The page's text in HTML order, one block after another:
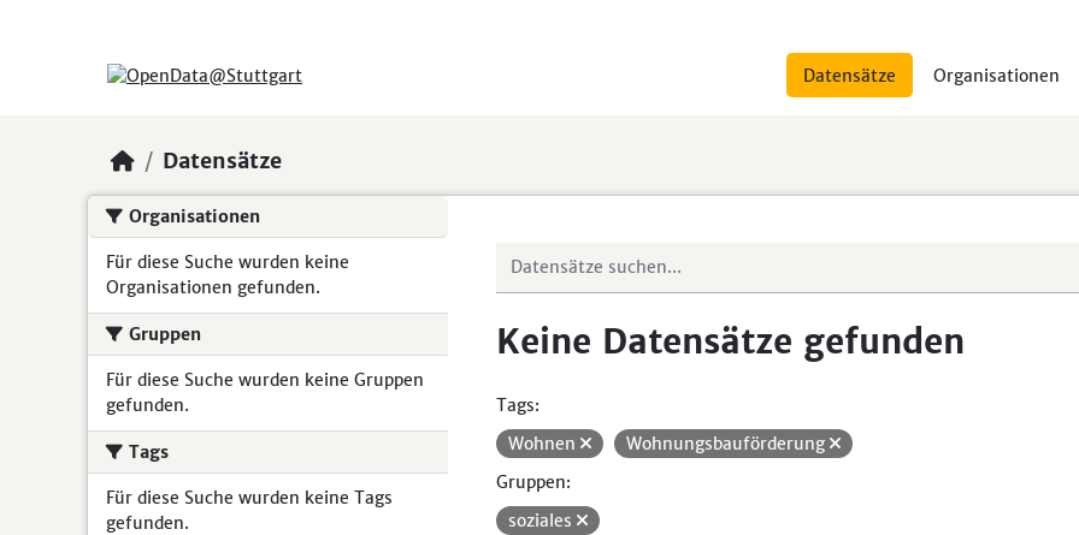
Datensätze Organisationen
Datensätze
Organisationen
Für diese Suche wurden keine
Organisationen gefunden.
Gruppen
Für diese Suche wurden keine Gruppen
gefunden.
Tags
Für diese Suche wurden keine Tags
gefunden.
Keine Datensätze gefunden
Tags:
Wohnen
Wohnungsbauförderung
Gruppen:
soziales